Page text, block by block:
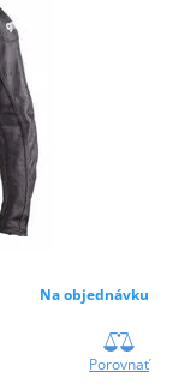
Na objednávku
Porovnať